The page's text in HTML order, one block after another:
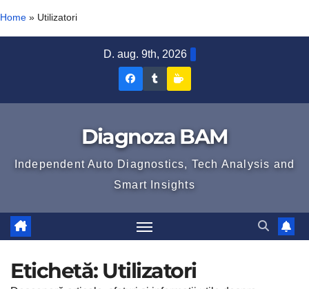
Home » Utilizatori
D. aug. 9th, 2026
Diagnoza
Facebook
Diagnoza
Tumblr
Diagnoza BAM
Independent Auto Diagnostics, Tech Analysis and
Smart Insights
Etichetă: Utilizatori